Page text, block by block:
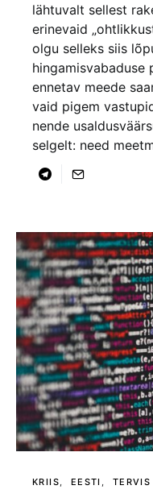
lähtuvalt sellest
erinevaid
olgu selleks siis
hingamisvabaduse
ennetav meede
vaid pigem
nende
selgelt: need
KRIIS EESTI TERVIS